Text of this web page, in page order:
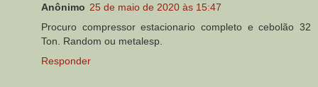
Anônimo 25 de maio de 2020 às 15:47
Procuro compressor estacionario completo e cebolão 32
Ton. Random ou metalesp.
Responder